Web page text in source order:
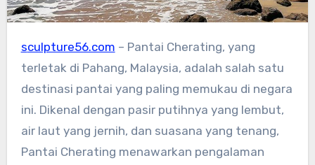
sculpture56.com – Pantai Cherating, yang
terletak di Pahang, Malaysia, adalah salah satu
destinasi pantai yang paling memukau di negara
ini. Dikenal dengan pasir putihnya yang lembut,
air laut yang jernih, dan suasana yang tenang,
Pantai Cherating menawarkan pengalaman